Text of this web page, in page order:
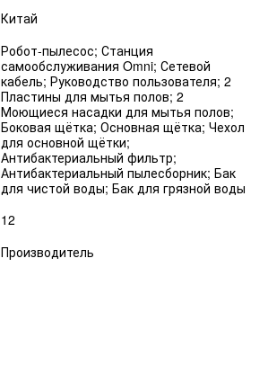
Китай
Робот-пылесос; Станция
самообслуживания Omni; Сетевой
кабель; Руководство пользователя; 2
Пластины для мытья полов; 2
Моющиеся насадки для мытья полов;
Боковая щётка; Основная щётка; Чехол
для основной щётки;
Антибактериальный фильтр;
Антибактериальный пылесборник; Бак
для чистой воды; Бак для грязной воды
12
Производитель